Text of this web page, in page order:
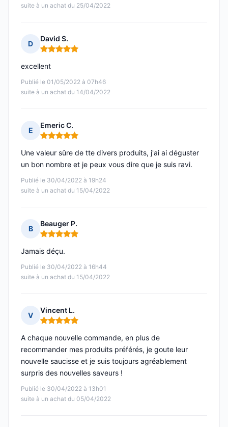
suite à un achat du 25/04/2022
D
David S.
Note : 5 sur 5
Publié le 01/05/2022 à 07h46
suite à un achat du 14/04/2022
excellent
E
Emeric C.
Note : 5 sur 5
Publié le 30/04/2022 à 19h24
suite à un achat du 15/04/2022
Une valeur sûre de tte divers produits, j'ai ai déguster
un bon nombre et je peux vous dire que je suis ravi.
B
Beauger P.
Note : 5 sur 5
Publié le 30/04/2022 à 16h44
suite à un achat du 15/04/2022
Jamais déçu.
V
Vincent L.
Note : 5 sur 5
Publié le 30/04/2022 à 13h01
suite à un achat du 05/04/2022
A chaque nouvelle commande, en plus de
recommander mes produits préférés, je goute leur
nouvelle saucisse et je suis toujours agréablement
surpris des nouvelles saveurs !